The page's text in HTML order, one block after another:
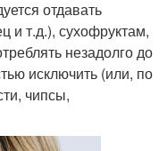
отдавать
и т.д.), сухофруктам,
незадолго до
исключить (или, по
чипсы,